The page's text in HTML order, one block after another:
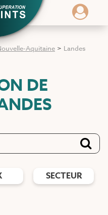
Aquitaine > Landes
DE
SECTEUR